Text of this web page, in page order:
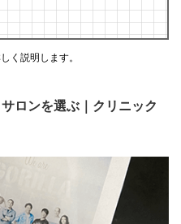
く説明します。
ロンを選ぶ｜クリニック